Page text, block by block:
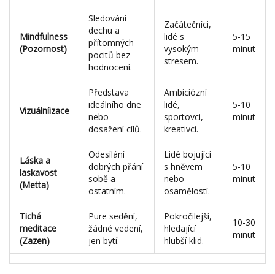
Mindfulness
(Pozornost)
Sledování
dechu a
přítomných
pocitů bez
hodnocení.
Začátečníci,
lidé s
vysokým
stresem.
5-15
minut
Vizuálníizace
Představa
ideálního dne
nebo
dosažení cílů.
Ambiciózní
lidé,
sportovci,
kreativci.
5-10
minut
Láska a
laskavost
(Metta)
Odesílání
dobrých přání
sobě a
ostatním.
Lidé bojující
s hněvem
nebo
osamělostí.
5-10
minut
Tichá
meditace
(Zazen)
Pure sedění,
žádné vedení,
jen bytí.
Pokročilejší,
hledající
hlubší klid.
10-30
minut